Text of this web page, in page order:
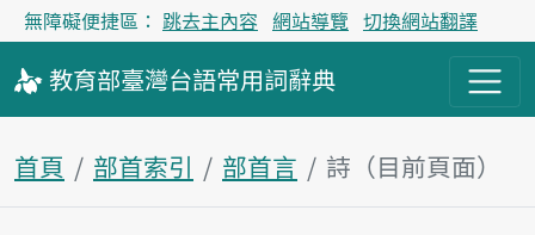
無障礙便捷區： 跳去主內容 網站導覽 切換網站翻譯
教育部臺灣台語常用詞辭典
首頁 部首索引 部首言 詩（目前頁面）